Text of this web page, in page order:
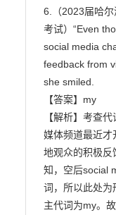
6.（2023届哈
考试）“Even
social media
feedback from
she smiled.
【答案】my
【解析】考查
媒体频道最近才
地观众的积极反
知，空后social
词，所以此处为
主代词为my。故